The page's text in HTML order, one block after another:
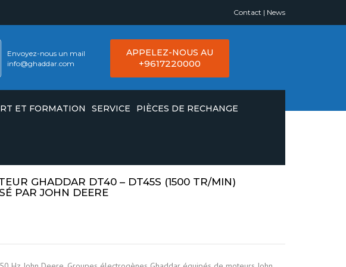
Contact | News
Envoyez-nous un mail
info@ghaddar.com
APPELEZ-NOUS AU
+9617220000
ET FORMATION SERVICE PIÈCES DE RECHANGE
GHADDAR DT40 – DT45S (1500 TR/MIN)
PAR JOHN DEERE